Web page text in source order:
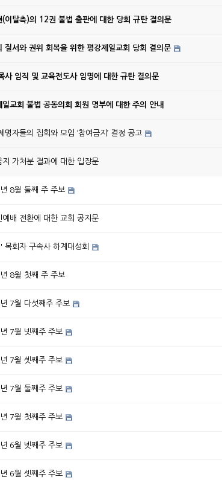
(이탈측)의 12권 불법 출판에 대한 당회 규탄 결의문
질서와 권위 회복을 위한 평강제일교회 당회 결의문
사 임직 및 교육전도사 임명에 대한 규탄 결의문
일교회 불법 공동의회 회원 명부에 대한 주의 안내
명자들의 집회와 모임 ‘참여금지’ 결정 공고
지 가처분 결과에 대한 입장문
8월 둘째 주 주보
예배 전환에 대한 교회 공지문
회자 구속사 하계대성회
8월 첫째 주 주보
7월 다섯째주 주보
7월 넷째주 주보
7월 셋째주 주보
7월 둘째주 주보
7월 첫째주 주보
6월 넷째주 주보
6월 셋째주 주보